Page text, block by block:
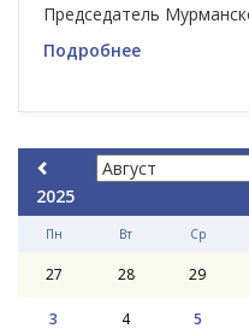
Председатель
Подробнее
2025
Пн Вт Ср
27 28 29
3 4 5